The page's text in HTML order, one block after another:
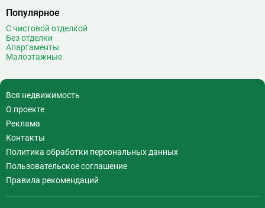
Популярное
С чистовой отделкой
Без отделки
Апартаменты
Малоэтажные
Вся недвижимость
О проекте
Реклама
Контакты
Политика обработки персональных данных
Пользовательское соглашение
Правила рекомендаций